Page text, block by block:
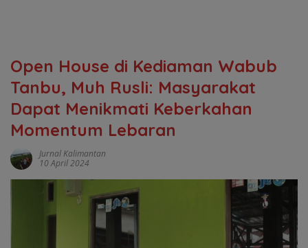
Open House di Kediaman Wabub
Tanbu, Muh Rusli: Masyarakat
Dapat Menikmati Keberkahan
Momentum Lebaran
Jurnal Kalimantan
10 April 2024